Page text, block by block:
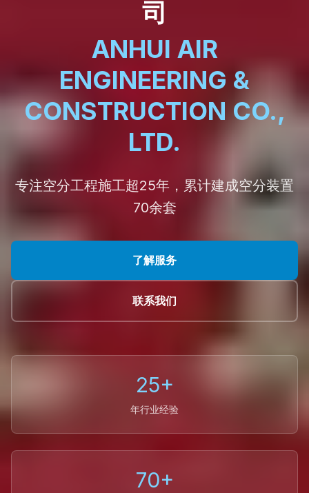
司
ANHUI AIR
ENGINEERING &
CONSTRUCTION CO.,
LTD.
专注空分工程施工超25年，累计建成空分装置
70余套
了解服务
联系我们
25+
年行业经验
70+